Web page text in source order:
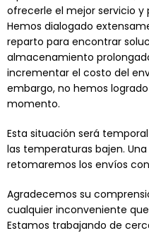
ofrecerle el mejor servicio y
Hemos dialogado
reparto para encontrar
almacenamiento
incrementar el costo del
embargo, no hemos
momento.
Esta situación será
las temperaturas bajen.
retomaremos los envíos
Agradecemos su
cualquier inconveniente
Estamos trabajando de